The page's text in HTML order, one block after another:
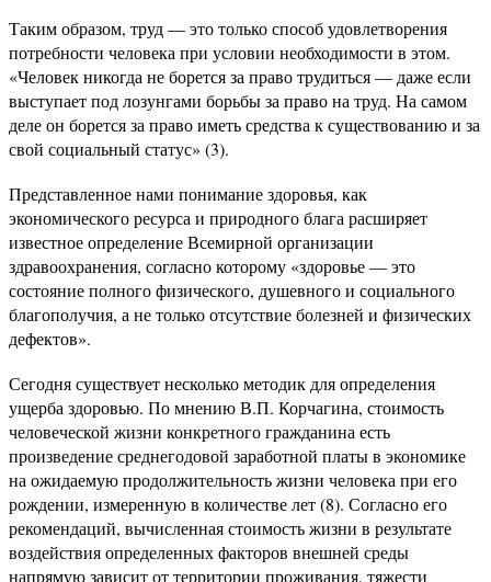
Таким образом, труд — это только способ удовлетворения
потребности человека при условии необходимости в этом.
«Человек никогда не борется за право трудиться — даже если
выступает под лозунгами борьбы за право на труд. На самом
деле он борется за право иметь средства к существованию и за
свой социальный статус» (3).
Представленное нами понимание здоровья, как
экономического ресурса и природного блага расширяет
известное определение Всемирной организации
здравоохранения, согласно которому «здоровье — это
состояние полного физического, душевного и социального
благополучия, а не только отсутствие болезней и физических
дефектов».
Сегодня существует несколько методик для определения
ущерба здоровью. По мнению В.П. Корчагина, стоимость
человеческой жизни конкретного гражданина есть
произведение среднегодовой заработной платы в экономике
на ожидаемую продолжительность жизни человека при его
рождении, измеренную в количестве лет (8). Согласно его
рекомендаций, вычисленная стоимость жизни в результате
воздействия определенных факторов внешней среды
напрямую зависит от территории проживания, тяжести